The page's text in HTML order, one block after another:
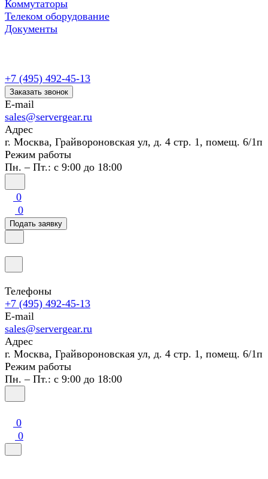
Коммутаторы
Телеком оборудование
Документы
+7 (495) 492-45-13
Заказать звонок
E-mail
sales@servergear.ru
Адрес
г. Москва, Грайвороновская ул, д. 4 стр. 1, помещ. 6/1п
Режим работы
Пн. – Пт.: с 9:00 до 18:00
0
0
Подать заявку
Телефоны
+7 (495) 492-45-13
E-mail
sales@servergear.ru
Адрес
г. Москва, Грайвороновская ул, д. 4 стр. 1, помещ. 6/1п
Режим работы
Пн. – Пт.: с 9:00 до 18:00
0
0